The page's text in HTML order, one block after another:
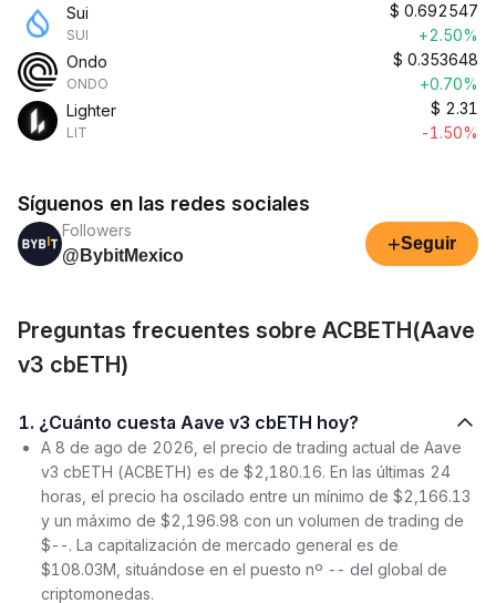
Sui
SUI
$ 0.692547
+2.50%
Ondo
ONDO
$ 0.353648
+0.70%
Lighter
LIT
$ 2.31
-1.50%
Síguenos en las redes sociales
Followers
@BybitMexico
+Seguir
Preguntas frecuentes sobre ACBETH(Aave
v3 cbETH)
1. ¿Cuánto cuesta Aave v3 cbETH hoy?
A 8 de ago de 2026, el precio de trading actual de Aave
v3 cbETH (ACBETH) es de $2,180.16. En las últimas 24
horas, el precio ha oscilado entre un mínimo de $2,166.13
y un máximo de $2,196.98 con un volumen de trading de
$--. La capitalización de mercado general es de
$108.03M, situándose en el puesto nº -- del global de
criptomonedas.